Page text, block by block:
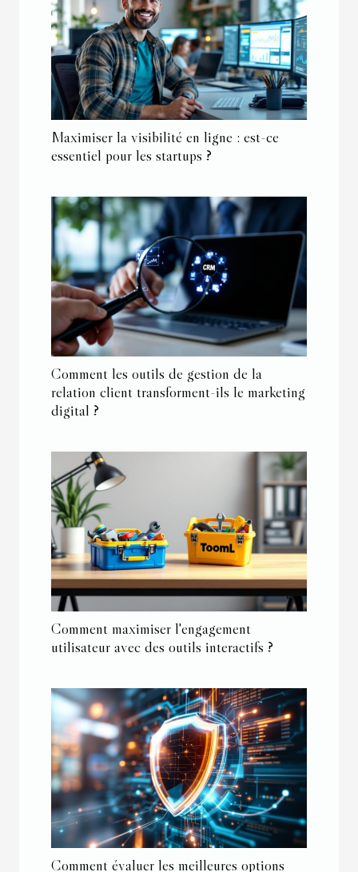
Maximiser la visibilité en ligne : est-ce
essentiel pour les startups ?
Comment les outils de gestion de la
relation client transforment-ils le marketing
digital ?
Comment maximiser l'engagement
utilisateur avec des outils interactifs ?
Comment évaluer les meilleures options